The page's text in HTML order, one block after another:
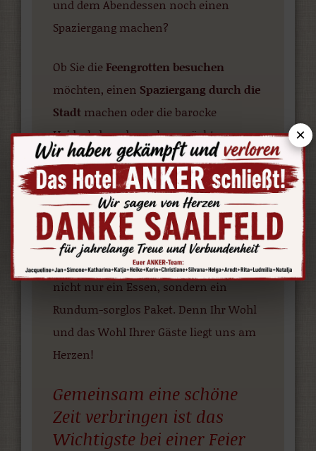
und dem Abendessen noch einen
Spaziergang machen?
Ob Sie dieFeengrotten besuchen
möchten, einen Spaziergang durch die
Stadt machen oder die barocke
Heidecksburg besuchen möchten – es
gibt in Saalfeld und Umgebung viel
Schönes zu entdecken.
Wir beraten Sie gern überAusflugsziele
undSehenswürdigkeiten in der
Umgebung. Bei uns bekommen Sie
nicht nur ein Essen, sondern ein
Rundum-sorglos Paket. Denn Ihr Wohl
und das Wohl Ihrer Gäste liegt uns am
Herzen!
Gemeinsam eine schöne
Zeit verbringen ist das
Wichtigste bei einer Feier
×